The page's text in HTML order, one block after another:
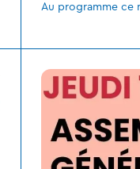
Au programme ce